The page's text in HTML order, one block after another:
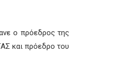
ο πρόεδρος της
και πρόεδρο του